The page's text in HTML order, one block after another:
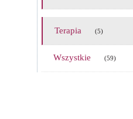
Terapia (5)
Wszystkie (59)